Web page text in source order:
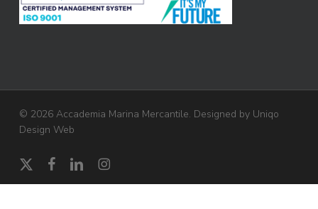
© 2026 Accademia Marina Mercantile. Designed by Uniqo
Design Web
x-
facebooklinkedininstagram